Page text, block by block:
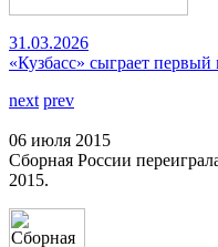
31.03.2026
«Кузбасс» сыграет
next prev
06 июля 2015
Сборная России
2015.